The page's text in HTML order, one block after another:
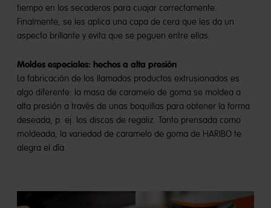
tiempo en los secaderos para cuajar correctamente.
Finalmente, se les aplica una capa de cera que les da un
aspecto brillante y evita que se peguen entre ellas.
Moldes especiales: hechos a alta presión
La fabricación de los llamados productos extrusionados es
algo diferente: la masa de caramelo de goma se moldea a
alta presión a través de unas boquillas para obtener la forma
deseada, p. ej. los discos de regaliz. Tanto prensada como
moldeada, la variedad de caramelo de goma de HARIBO te
alegra el día.​